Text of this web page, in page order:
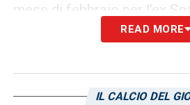
mese di febbraio per l’ex
sardo garantirebbe
L’infortunio al soleo non
permesso al giocatore di
READ MORE
IL CALCIO DEL